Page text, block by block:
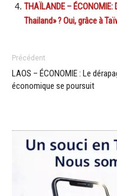
THAÏLANDE –
Thailand» ? Oui, grâce à
Précédent
LAOS – ÉCONOMIE : Le
économique se poursuit